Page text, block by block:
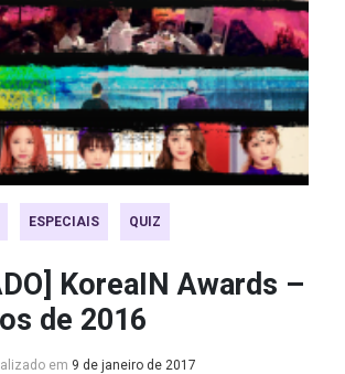
ESPECIAIS QUIZ
KoreaIN Awards –
de 2016
em 9 de janeiro de 2017